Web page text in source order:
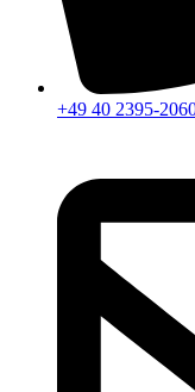
+49 40 2395-